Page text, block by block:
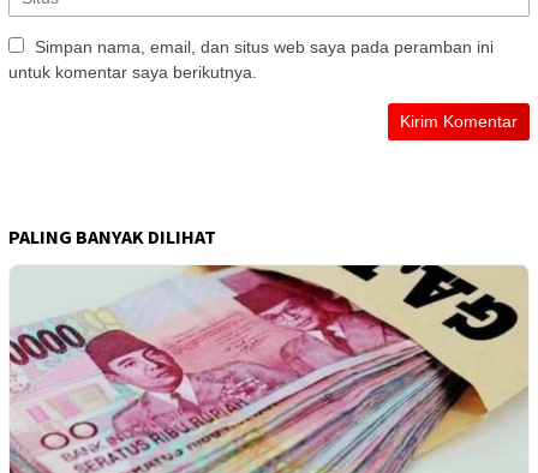
Simpan nama, email, dan situs web saya pada peramban ini
untuk komentar saya berikutnya.
PALING BANYAK DILIHAT